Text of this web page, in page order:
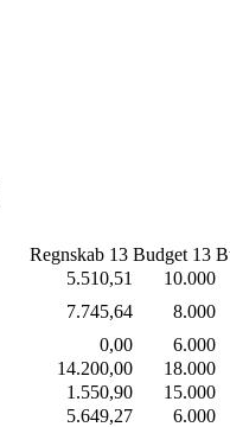
Regnskab 13 Budget 13
5.510,51
10.000
7.745,64
8.000
0,00
6.000
14.200,00
18.000
1.550,90
15.000
5.649,27
6.000